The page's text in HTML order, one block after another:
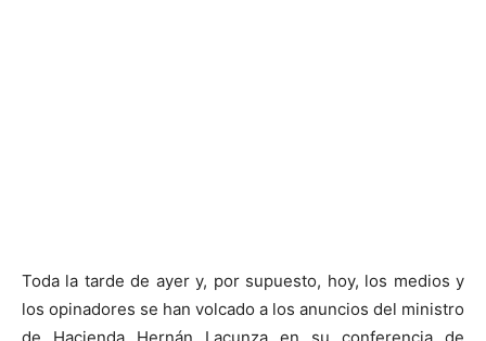
Toda la tarde de ayer y, por supuesto, hoy, los medios y
los opinadores se han volcado a los anuncios del ministro
de Hacienda Hernán Lacunza en su conferencia de